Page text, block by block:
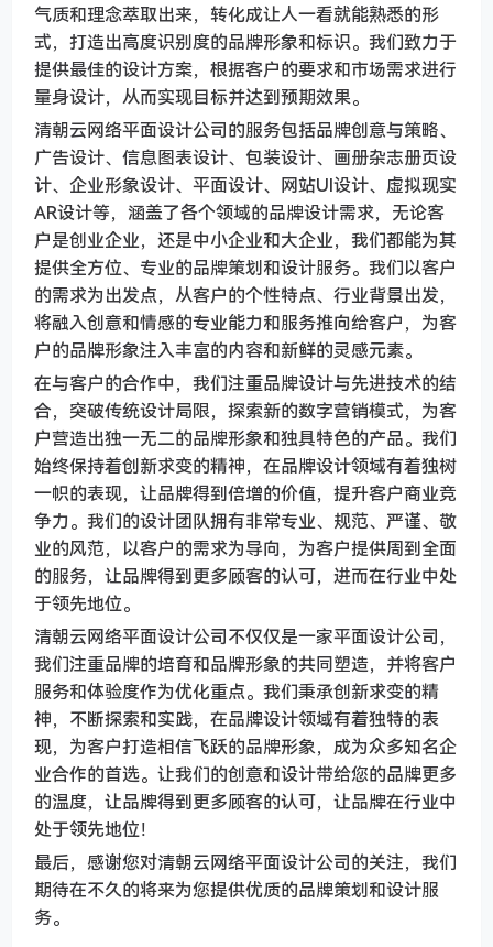
气质和理念萃取出来，转化成让人一看就能熟悉的形
式，打造出高度识别度的品牌形象和标识。我们致力于
提供最佳的设计方案，根据客户的要求和市场需求进行
量身设计，从而实现目标并达到预期效果。
清朝云网络平面设计公司的服务包括品牌创意与策略、
广告设计、信息图表设计、包装设计、画册杂志册页设
计、企业形象设计、平面设计、网站UI设计、虚拟现实
AR设计等，涵盖了各个领域的品牌设计需求，无论客
户是创业企业，还是中小企业和大企业，我们都能为其
提供全方位、专业的品牌策划和设计服务。我们以客户
的需求为出发点，从客户的个性特点、行业背景出发，
将融入创意和情感的专业能力和服务推向给客户，为客
户的品牌形象注入丰富的内容和新鲜的灵感元素。
在与客户的合作中，我们注重品牌设计与先进技术的结
合，突破传统设计局限，探索新的数字营销模式，为客
户营造出独一无二的品牌形象和独具特色的产品。我们
始终保持着创新求变的精神，在品牌设计领域有着独树
一帜的表现，让品牌得到倍增的价值，提升客户商业竞
争力。我们的设计团队拥有非常专业、规范、严谨、敬
业的风范，以客户的需求为导向，为客户提供周到全面
的服务，让品牌得到更多顾客的认可，进而在行业中处
于领先地位。
清朝云网络平面设计公司不仅仅是一家平面设计公司，
我们注重品牌的培育和品牌形象的共同塑造，并将客户
服务和体验度作为优化重点。我们秉承创新求变的精
神，不断探索和实践，在品牌设计领域有着独特的表
现，为客户打造相信飞跃的品牌形象，成为众多知名企
业合作的首选。让我们的创意和设计带给您的品牌更多
的温度，让品牌得到更多顾客的认可，让品牌在行业中
处于领先地位！
最后，感谢您对清朝云网络平面设计公司的关注，我们
期待在不久的将来为您提供优质的品牌策划和设计服
务。